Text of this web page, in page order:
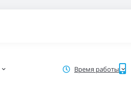
Время работы